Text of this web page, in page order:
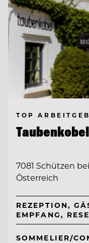
TOP
Taubenkobel
7081 Schützen
Österreich
REZEPTION,
EMPFANG,
SOMMELIER/